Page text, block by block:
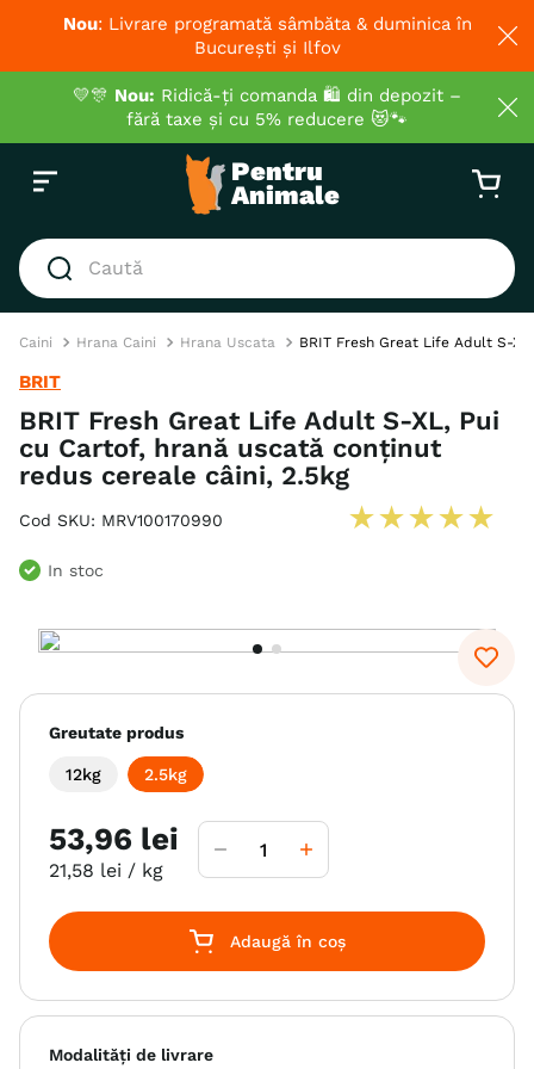
Nou: Livrare programată sâmbăta & duminica în
București și Ilfov
💛🎊 Nou: Ridică-ți comanda 🛍️ din depozit –
fără taxe și cu 5% reducere 😻🐾
Caută
3
hrana uscata pisici
4. recompense
5
brit
6.
hrana uscata câini
8. acana
9. recompense caini
10. brit caini
Caini Hrana Caini Hrana Uscata BRIT Fresh Great Life Adult S-
BRIT
BRIT Fresh Great Life Adult S-XL, Pui
cu Cartof, hrană uscată conținut
redus cereale câini, 2.5kg
Cod SKU: MRV100170990 ★★★★★
In stoc
Greutate produs
12kg 2.5kg
53,96 lei
21,58 lei / kg
Adaugă în coș
Modalități de livrare